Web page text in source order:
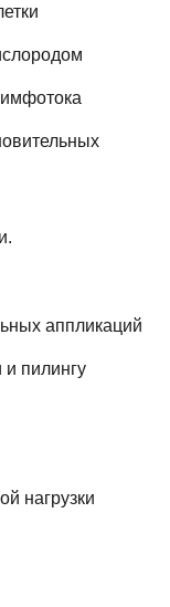
аппликаций
пилингу
нагрузки